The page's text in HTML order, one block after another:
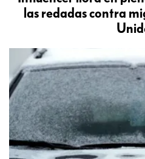
las redadas contra